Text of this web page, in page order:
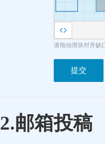
请拖动滑块对齐缺
提交
2.邮箱投稿